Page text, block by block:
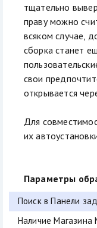
тщательно
праву можно
всяком случае,
сборка станет
свои
открывается
Для
их
Параметры
Поиск в Панели
Наличие Магазина